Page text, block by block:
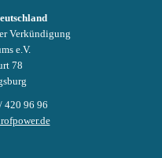
Verkündigung
e.V.
78
420 96 96